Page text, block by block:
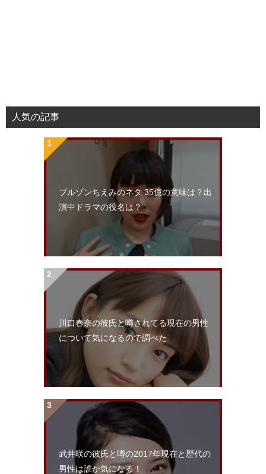
人気の記事
ブルゾンちえみのネタ 35億の意味は？出
演中ドラマの役名は？
川口春奈の彼氏と噂されてる現在の男性
について気になるので調べた
武井咲の彼氏と噂の2017年現在と歴代の
男性は誰か気になる！